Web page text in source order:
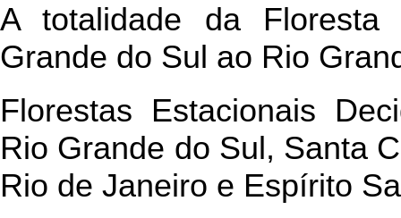
A totalidade da
Grande do Sul ao Rio
Florestas Estacionais
Rio Grande do Sul, Santa
Rio de Janeiro e Espírito